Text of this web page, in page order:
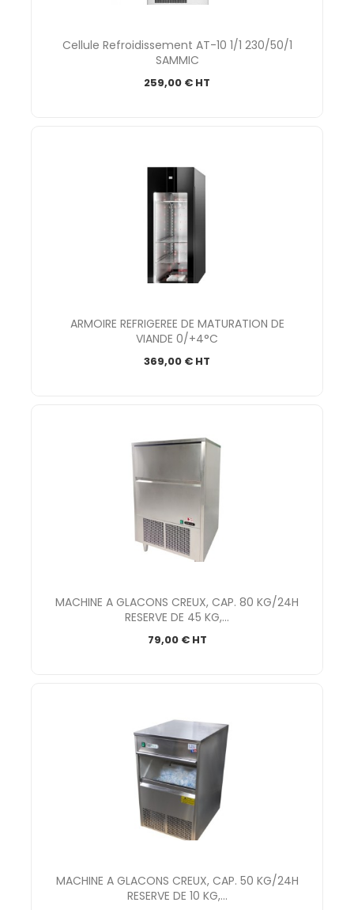
Cellule Refroidissement AT-10 1/1 230/50/1
SAMMIC
259,00 € HT
ARMOIRE REFRIGEREE DE MATURATION DE
VIANDE 0/+4°C
369,00 € HT
MACHINE A GLACONS CREUX, CAP. 80 KG/24H
RESERVE DE 45 KG,...
79,00 € HT
MACHINE A GLACONS CREUX, CAP. 50 KG/24H
RESERVE DE 10 KG,...